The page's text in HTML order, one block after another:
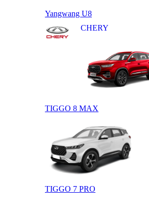
Yangwang U8
CHERY
TIGGO 8 MAX
TIGGO 7 PRO